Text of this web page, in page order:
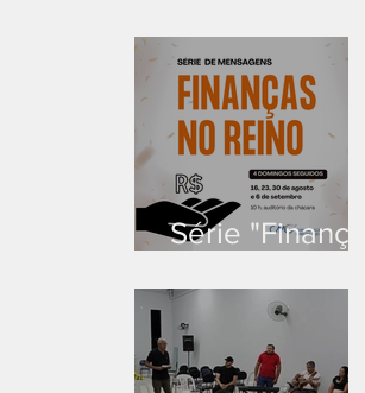
Série "Finanças